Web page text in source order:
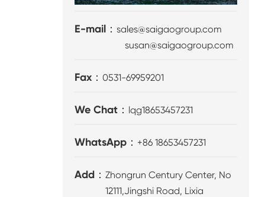
E-mail：sales@saigaogroup.com
susan@saigaogroup.com
Fax：0531-69959201
We Chat： lqg18653457231
WhatsApp： +86 18653457231
Add：Zhongrun Century Center, No
12111,Jingshi Road, Lixia